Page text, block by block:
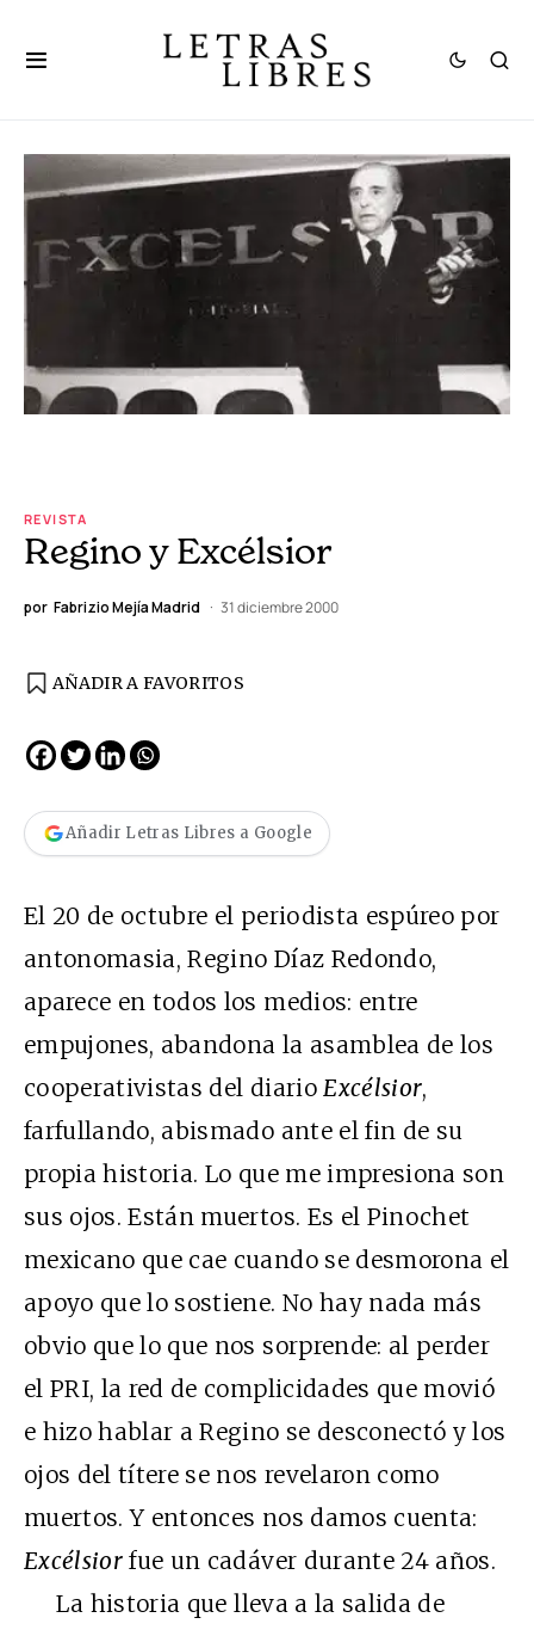
REVISTA
Regino y Excélsior
por Fabrizio Mejía Madrid 31 diciembre 2000
AÑADIR A FAVORITOS
Añadir Letras Libres a Google
El 20 de octubre el periodista espúreo por
antonomasia, Regino Díaz Redondo,
aparece en todos los medios: entre
empujones, abandona la asamblea de los
cooperativistas del diario Excélsior,
farfullando, abismado ante el fin de su
propia historia. Lo que me impresiona son
sus ojos. Están muertos. Es el Pinochet
mexicano que cae cuando se desmorona el
apoyo que lo sostiene. No hay nada más
obvio que lo que nos sorprende: al perder
el PRI, la red de complicidades que movió
e hizo hablar a Regino se desconectó y los
ojos del títere se nos revelaron como
muertos. Y entonces nos damos cuenta:
Excélsior fue un cadáver durante 24 años.
La historia que lleva a la salida de